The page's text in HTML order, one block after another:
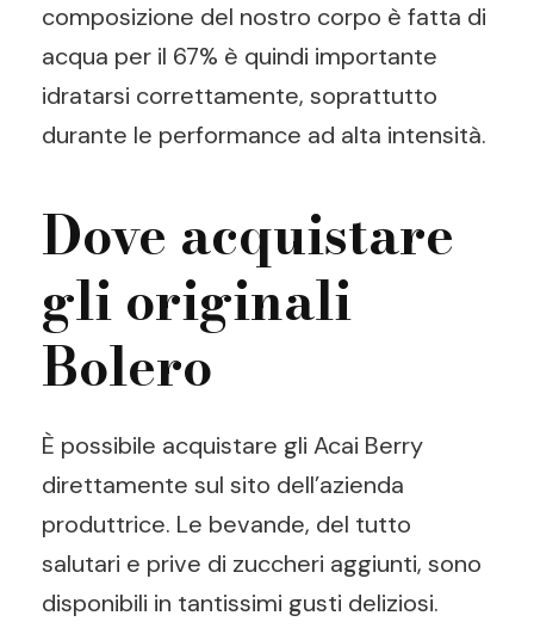
composizione del nostro corpo è fatta di
acqua per il 67% è quindi importante
idratarsi correttamente, soprattutto
durante le performance ad alta intensità.
Dove acquistare
gli originali
Bolero
È possibile acquistare gli Acai Berry
direttamente sul sito dell’azienda
produttrice. Le bevande, del tutto
salutari e prive di zuccheri aggiunti, sono
disponibili in tantissimi gusti deliziosi.